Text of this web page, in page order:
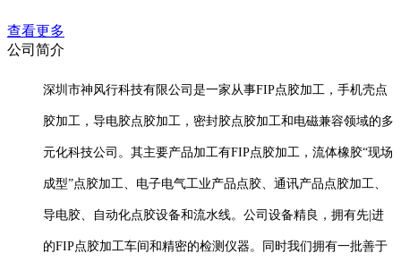
查看更多
公司简介
深圳市神风行科技有限公司是一家从事FIP点胶加工，手机壳点
胶加工，导电胶点胶加工，密封胶点胶加工和电磁兼容领域的多
元化科技公司。其主要产品加工有FIP点胶加工，流体橡胶“现场
成型”点胶加工、电子电气工业产品点胶、通讯产品点胶加工、
导电胶、自动化点胶设备和流水线。公司设备精良，拥有先|进
的FIP点胶加工车间和精密的检测仪器。同时我们拥有一批善于